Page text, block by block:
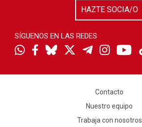
HAZTE SOCIA/O
SÍGUENOS EN LAS REDES
Contacto
Nuestro equipo
Trabaja con nosotros